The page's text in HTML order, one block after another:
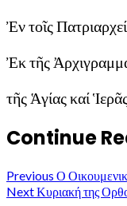
Ἐν τοῖς
Ἐκ τῆς
τῆς Ἁγίας καί
Continue
Previous Ο
NextΚυριακή της